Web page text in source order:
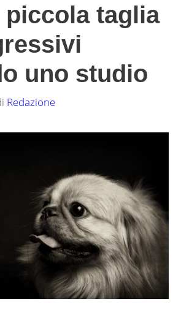
piccola taglia
uno studio
Redazione